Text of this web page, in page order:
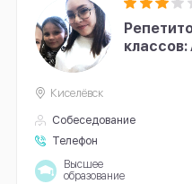
Собеседование
Телефон
Киселёвск
Высшее
образование